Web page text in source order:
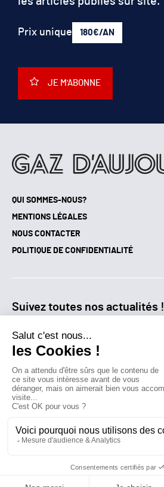
QUI SOMMES-NOUS?
MENTIONS LÉGALES
NOUS CONTACTER
POLITIQUE DE CONFIDENTIALITÉ
Suivez toutes nos actualités !
NEWSLETTER
Qui sommes-nous?
Contactez-nous
Prix unique 180€/AN
JE M'ABONNE